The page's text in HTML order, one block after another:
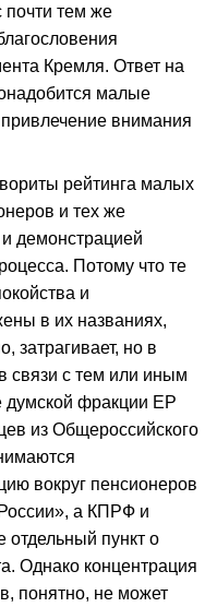
почти тем же
Кремля. Ответ на
малые
внимания
рейтинга малых
и тех же
демонстрацией
Потому что те
и
в их названиях,
затрагивает, но в
связи с тем или иным
думской фракции ЕР
из Общероссийского
вокруг пенсионеров
а КПРФ и
отдельный пункт о
Однако концентрация
понятно, не может